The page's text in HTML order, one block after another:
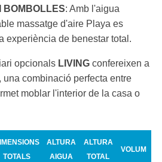
BOMBOLLES: Amb l'aigua
massatge d'aire Playa es
experiència de benestar total.
opcionals LIVINGconfereixen a
una combinació perfecta entre
moblar l'interior de la casa o
TOTALS
ALTURA
AIGUA
ALTURA
TOTAL
VOLUM